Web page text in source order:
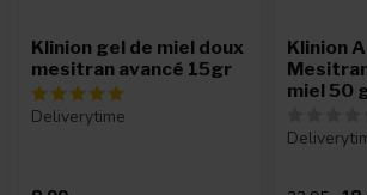
Klinion gel de miel doux
mesitran avancé 15gr
Deliverytime
Klinion
miel 50